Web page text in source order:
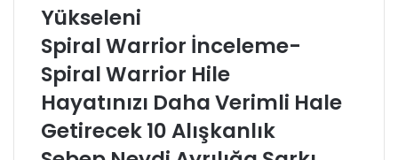
Yükseleni
Spiral Warrior İnceleme-
Spiral Warrior Hile
Hayatınızı Daha Verimli Hale
Getirecek 10 Alışkanlık